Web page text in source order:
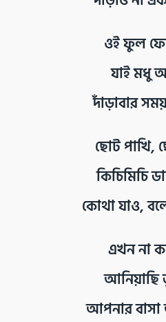
ওই ফুল
যাই মধু
দাঁড়াবার
ছোট পাখি,
কিচিমিচি
কোথা যাও,
এখন না
আনিয়াছি
আপনার বাসা